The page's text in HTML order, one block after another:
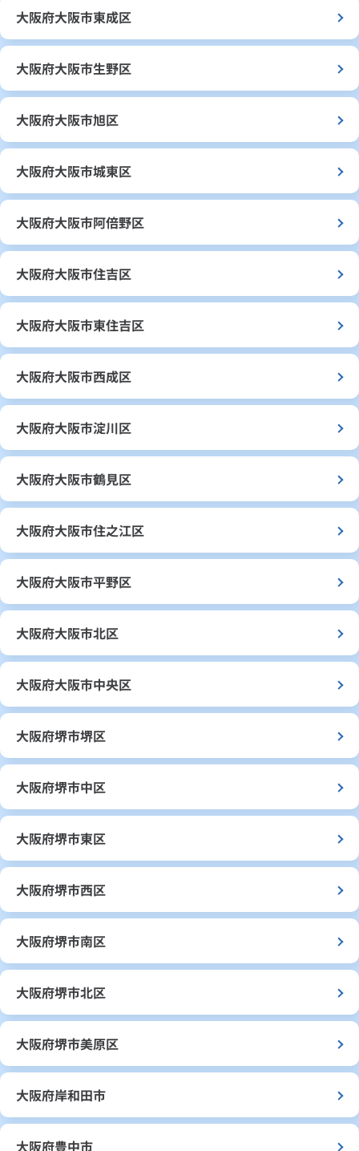
大阪府大阪市東成区
大阪府大阪市生野区
大阪府大阪市旭区
大阪府大阪市城東区
大阪府大阪市阿倍野区
大阪府大阪市住吉区
大阪府大阪市東住吉区
大阪府大阪市西成区
大阪府大阪市淀川区
大阪府大阪市鶴見区
大阪府大阪市住之江区
大阪府大阪市平野区
大阪府大阪市北区
大阪府大阪市中央区
大阪府堺市堺区
大阪府堺市中区
大阪府堺市東区
大阪府堺市西区
大阪府堺市南区
大阪府堺市北区
大阪府堺市美原区
大阪府岸和田市
大阪府豊中市